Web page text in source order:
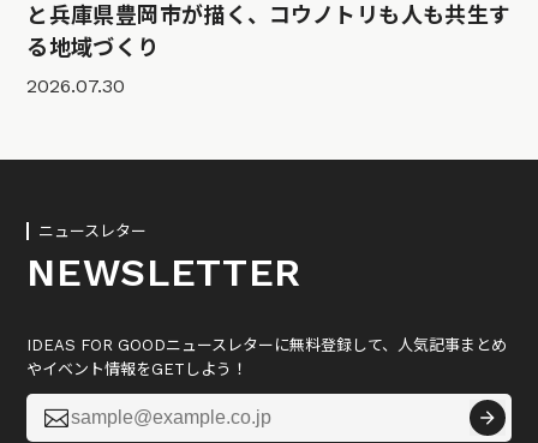
と兵庫県豊岡市が描く、コウノトリも人も共生す
る地域づくり
2026.07.30
ニュースレター
NEWSLETTER
IDEAS FOR GOODニュースレターに無料登録して、人気記事まとめ
やイベント情報をGETしよう！
